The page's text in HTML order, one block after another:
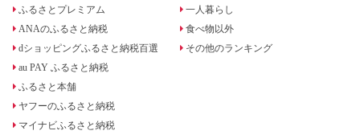
ふるさとプレミアム
ANAのふるさと納税
dショッピングふるさと納税百選
au PAY ふるさと納税
ふるさと本舗
ヤフーのふるさと納税
マイナビふるさと納税
一人暮らし
食べ物以外
その他のランキング